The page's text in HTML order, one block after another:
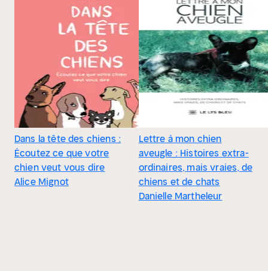
Dans la tête des chiens :
Écoutez ce que votre
chien veut vous dire
Alice Mignot
Lettre à mon chien
aveugle : Histoires extra-
ordinaires, mais vraies, de
chiens et de chats
Danielle Martheleur